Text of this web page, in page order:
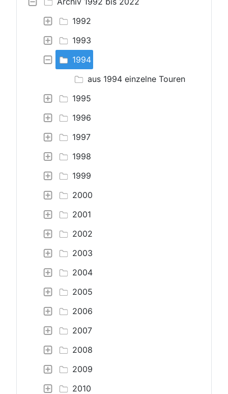
1992
1993
1994
aus 1994 einzelne Touren
1995
1996
1997
1998
1999
2000
2001
2002
2003
2004
2005
2006
2007
2008
2009
2010